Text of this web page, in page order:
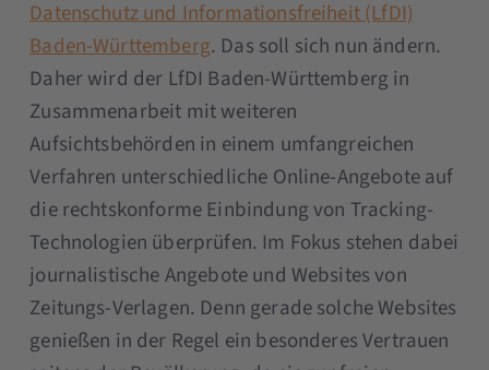
Datenschutz und Informationsfreiheit (LfDI)
Baden-Württemberg. Das soll sich nun ändern.
Daher wird der LfDI Baden-Württemberg in
Zusammenarbeit mit weiteren
Aufsichtsbehörden in einem umfangreichen
Verfahren unterschiedliche Online-Angebote auf
die rechtskonforme Einbindung von Tracking-
Technologien überprüfen. Im Fokus stehen dabei
journalistische Angebote und Websites von
Zeitungs-Verlagen. Denn gerade solche Websites
genießen in der Regel ein besonderes Vertrauen